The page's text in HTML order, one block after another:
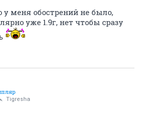
у меня обострений не было,
уже 1.9г, нет чтобы сразу
Tigresha